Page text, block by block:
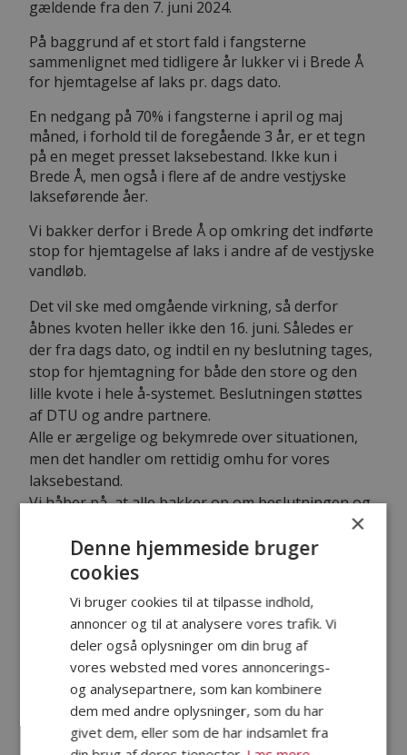
gældende fra den 7. juni 2024.
På baggrund af et stort fald i fangsterne
sammenlignet med tidligere år lukker vi i Brede Å
for hjemtagelse af laks pr. dags dato.
En nedgang på 70% i fangsterne i april og maj
måned, i forhold til de foregående 3 år, er et tegn
på en meget presset laksebestand. Ikke kun i
Brede Å, men også i flere af de andre vestjyske
lakseførende åer.
Vi bakker derfor i Brede Å op omkring det indførte
stop for hjemtagelse af laks i andre af de vestjyske
vandløb.
Det vil ske med omgående virkning, så derfor
åbnes kvoten heller ikke den 16. juni. Således er
der fra dags dato, og indtil en ny beslutning tages,
stop for hjemtagning for både den store og den
lille kvote i hele å-systemet. Beslutningen støttes
af DTU og andre partnere.
Alle er ærgelige og bekymrede over situationen,
men det handler om rettidig omhu for vores
laksebestand.
Vi håber på, at alle bakker op om beslutningen og
skal genudsættes.
Vi gør også opmærksomme på at laks skal fightes
mere om retningslinjerne for genudsætning på
denne side
https://www.bredeaa.dk/forside/fangster-og-
indberetning/anbefalinger-ved-genudsaetning-af-
laks-og-oerred
https://www.bredeaa.dk/forside/fangster-og-
indberetning/nuetzliche-hinveise-fuer-catch-
×
Denne hjemmeside bruger
cookies
Vi bruger cookies til at tilpasse indhold,
annoncer og til at analysere vores trafik. Vi
deler også oplysninger om din brug af
vores websted med vores annoncerings-
og analysepartnere, som kan kombinere
dem med andre oplysninger, som du har
givet dem, eller som de har indsamlet fra